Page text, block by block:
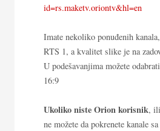
id=rs.maketv.oriontv&hl=en
Imate nekoliko ponuđenih
RTS 1, a kvalitet slike je na
U podešavanjima možete
16:9
Ukoliko niste Orion korisnik,
ne možete da pokrenete kanale